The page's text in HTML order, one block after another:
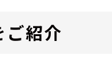
ご紹介